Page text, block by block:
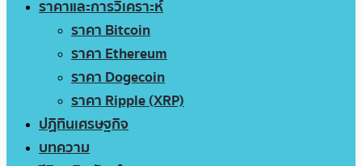
ราคาและการวิเคราะห์
ราคา Bitcoin
ราคา Ethereum
ราคา Dogecoin
ราคา Ripple (XRP)
ปฏิทินเศรษฐกิจ
บทความ